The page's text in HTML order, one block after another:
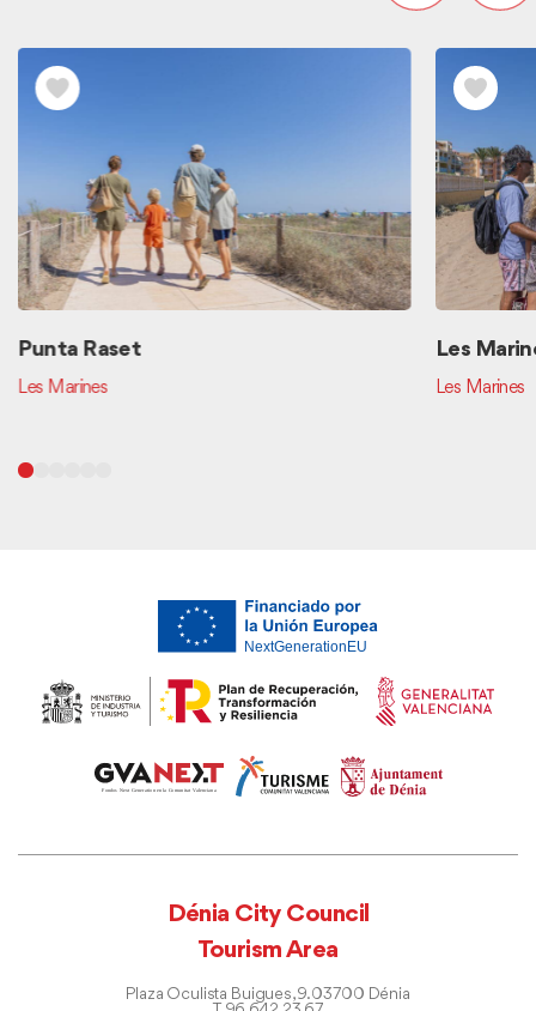
Punta Raset
Les Marines
Les
Les Marines
Dénia City Council
Tourism Area
Plaza Oculista Buigues, 9. 03700 Dénia